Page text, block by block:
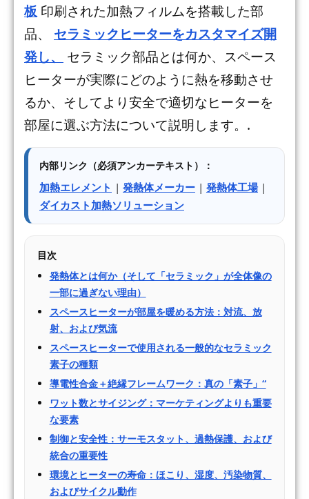
板 印刷された加熱フィルムを搭載した部
品、 セラミックヒーターをカスタマイズ開
発し、
セラミック部品とは何か、スペース
ヒーターが実際にどのように熱を移動させ
るか、そしてより安全で適切なヒーターを
部屋に選ぶ方法について説明します。.
内部リンク（必須アンカーテキスト）：
加熱エレメント | 発熱体メーカー | 発熱体工場|
ダイカスト加熱ソリューション
目次
発熱体とは何か（そして「セラミック」が全体像の
一部に過ぎない理由）
スペースヒーターが部屋を暖める方法：対流、放
射、および気流
スペースヒーターで使用される一般的なセラミック
素子の種類
導電性合金＋絶縁フレームワーク：真の「素子」“
ワット数とサイジング：マーケティングよりも重要
な要素
制御と安全性：サーモスタット、過熱保護、および
統合の重要性
環境とヒーターの寿命：ほこり、湿度、汚染物質、
およびサイクル動作